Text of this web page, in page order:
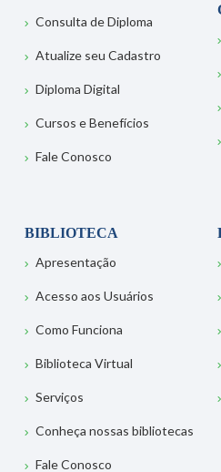
Consulta de Diploma
Atualize seu Cadastro
Diploma Digital
Cursos e Benefícios
Fale Conosco
BIBLIOTECA
Apresentação
Acesso aos Usuários
Como Funciona
Biblioteca Virtual
Serviços
Conheça nossas bibliotecas
Fale Conosco